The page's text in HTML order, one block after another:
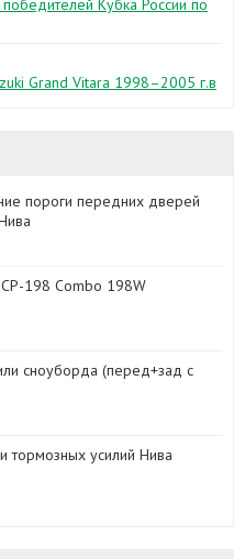
Кубка России по
Grand Vitara 1998–2005 г.в
пороги передних дверей
198 Combo 198W
сноуборда (перед+зад с
тормозных усилий Нива